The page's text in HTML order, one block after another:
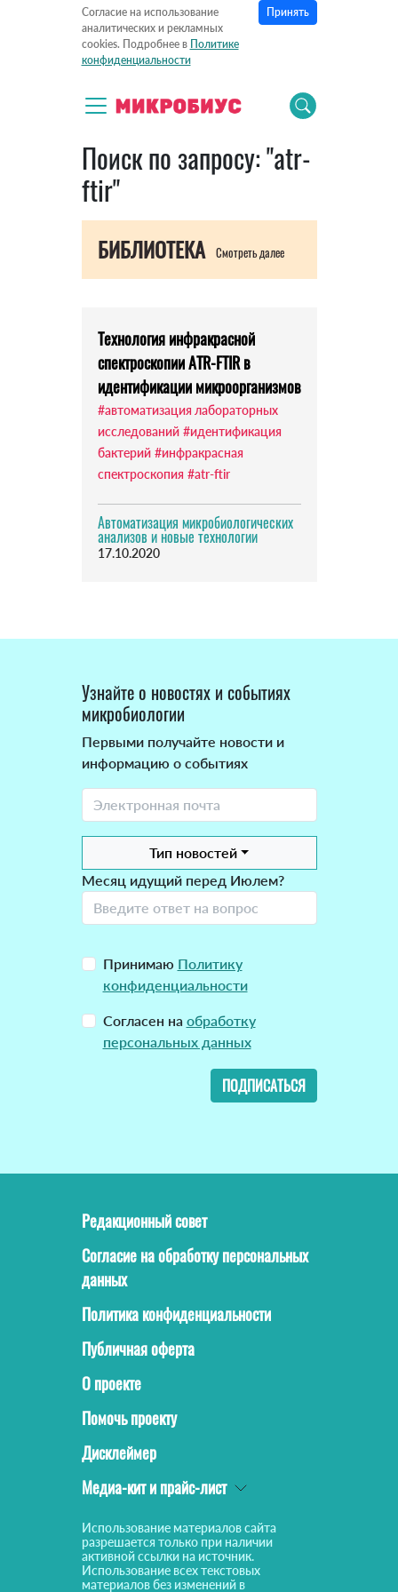
Согласие на использование
аналитических и рекламных
cookies. Подробнее в Политике
конфиденциальности
Принять
Поиск по запросу: "atr-
ftir"
БИБЛИОТЕКА Смотреть далее
Технология инфракрасной
спектроскопии ATR-FTIR в
идентификации микроорганизмов
#автоматизация лабораторных
исследований #идентификация
бактерий #инфракрасная
спектроскопия #atr-ftir
Автоматизация микробиологических
анализов и новые технологии
17.10.2020
Узнайте о новостях и событиях
микробиологии
Первыми получайте новости и
информацию о событиях
Тип новостей
Месяц идущий перед Июлем?
Принимаю Политику
конфиденциальности
Согласен на обработку
персональных данных
ПОДПИСАТЬСЯ
Редакционный совет
Согласие на обработку персональных
данных
Политика конфиденциальности
Публичная оферта
О проекте
Помочь проекту
Дисклеймер
Медиа-кит и прайс-лист
Использование материалов сайта
разрешается только при наличии
активной ссылки на источник.
Использование всех текстовых
материалов без изменений в